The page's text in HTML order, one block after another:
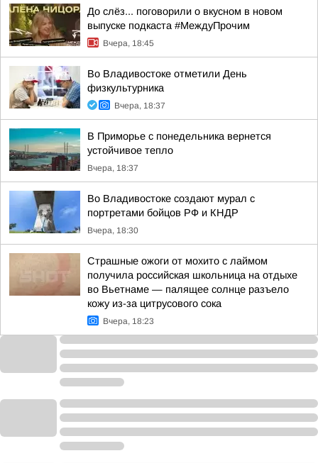
До слёз... поговорили о вкусном в новом
выпуске подкаста #МеждуПрочим
Вчера, 18:45
Во Владивостоке отметили День
физкультурника
Вчера, 18:37
В Приморье с понедельника вернется
устойчивое тепло
Вчера, 18:37
Во Владивостоке создают мурал с
портретами бойцов РФ и КНДР
Вчера, 18:30
Страшные ожоги от мохито с лаймом
получила российская школьница на отдыхе
во Вьетнаме — палящее солнце разъело
кожу из-за цитрусового сока
Вчера, 18:23